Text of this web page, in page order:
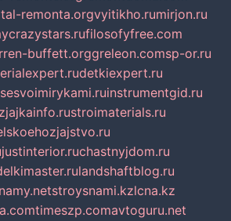
remonta.orgvyitikho.rumirjon.ru
filosofyfree.com
buffett.orggreleon.comsp-or.ru
detkiexpert.ru
instrumentgid.ru
stroimaterials.ru
justinterior.ruchastnyjdom.ru
landshaftblog.ru
stroysnami.kzlcna.kz
timeszp.comavtoguru.net